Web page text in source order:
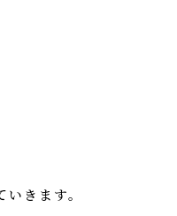
きます。